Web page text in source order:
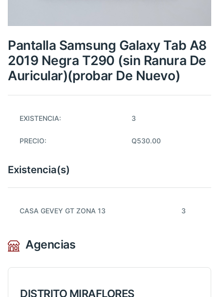
Pantalla Samsung Galaxy Tab A8
2019 Negra T290 (sin Ranura De
Auricular)(probar De Nuevo)
EXISTENCIA: 3
PRECIO: Q530.00
Existencia(s)
CASA GEVEY GT ZONA 13 3
Agencias
DISTRITO MIRAFLORES